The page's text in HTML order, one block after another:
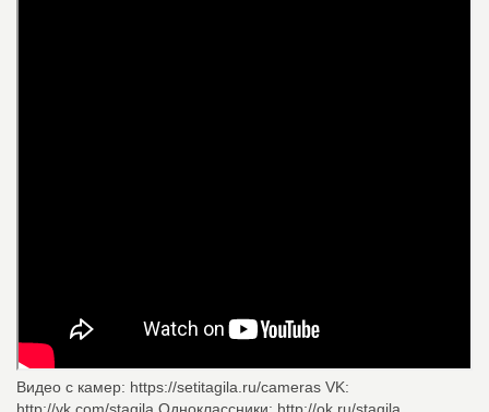
Видео с камер: https://setitagila.ru/cameras VK: